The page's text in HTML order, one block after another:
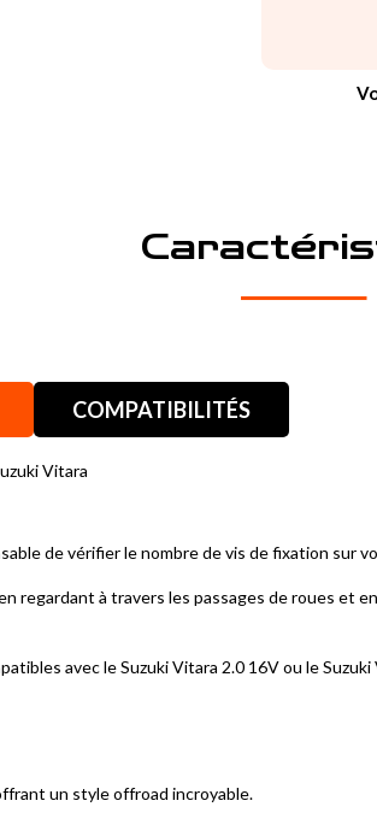
COMPATIBILITÉS
Vitara
de vérifier le nombre de vis de fixation sur
regardant à travers les passages de roues et
avec le Suzuki Vitara 2.0 16V ou le Suzuki
un style offroad incroyable.